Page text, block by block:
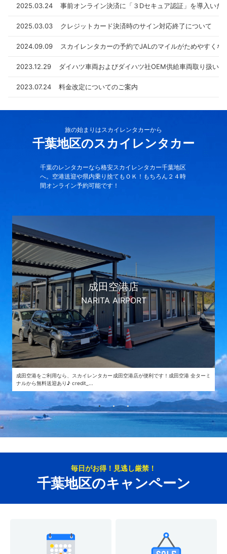
2025.08.08
伴うスカイレンタカーの対応について
2025.03.24 事前オンライン決済に「３Dセキュア認証」を導入いた
2025.03.03 クレジットカード決済時のサイン対応終了について
2024.09.09 スカイレンタカーの予約でJALのマイルがためやすくな
2023.12.29 ダイハツ車両およびダイハツ社OEM供給車両取り扱い
2023.07.24 料金改定についてのご案内
旅の始まりはスカイレンタカーから
千葉地区のスカイレンタカー
千葉のレンタカーなら格安スカイレンタカー千葉地区
へ。空港送迎や県内乗り捨てもＯＫ！もちろん２４時
間オンライン予約可能です！
成田空港店
NARITA AIRPORT
成田空港をご利用なら、スカイレンタカー成田空港店が便利です！成田空港 全ターミ
ナルから無料送迎あり♪ credit_...
毎日がお得！見逃し厳禁！
千葉地区のキャンペーン